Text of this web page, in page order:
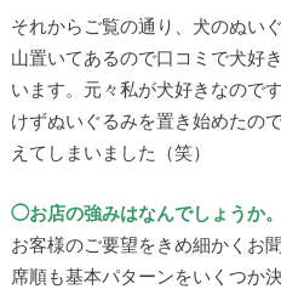
それからご覧の通り、犬のぬい
山置いてあるので口コミで犬好
います。元々私が犬好きなので
けずぬいぐるみを置き始めたの
えてしまいました（笑）
◯お店の強みはなんでしょうか。
お客様のご要望をきめ細かくお
席順も基本パターンをいくつか